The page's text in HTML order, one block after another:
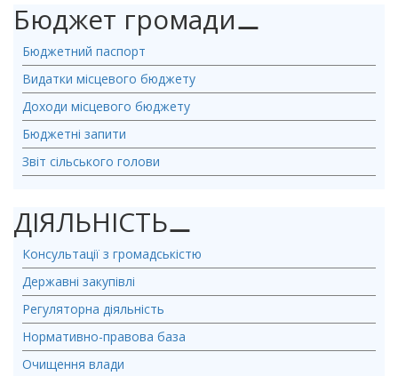
Бюджет громади⚊
Бюджетний паспорт
Видатки місцевого бюджету
Доходи місцевого бюджету
Бюджетні запити
Звіт сільського голови
ДІЯЛЬНІСТЬ⚊
Консультації з громадськістю
Державні закупівлі
Регуляторна діяльність
Нормативно-правова база
Очищення влади